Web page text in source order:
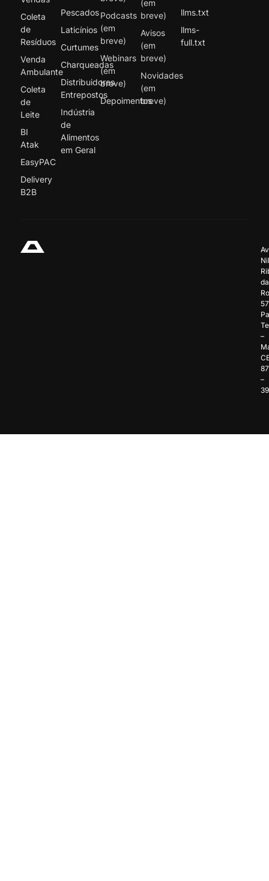
Coleta
de
Resíduos
Venda
Ambulante
Coleta
de
Leite
BI
Atak
EasyPAC
Delivery
B2B
Pescados
Laticínios
Curtumes
Charqueadas
Distribuidores
Entrepostos
Indústria
de
Alimentos
em Geral
Podcasts
(em
breve)
Webinars
(em
breve)
Depoimentos
(em
breve)
Avisos
(em
breve)
Novidades
(em
breve)
llms.txt
llms-
full.txt
da
–
–